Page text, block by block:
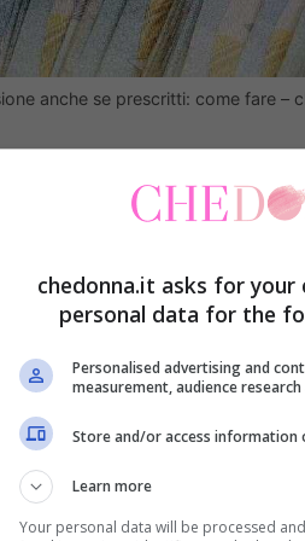
anche se prescritti: come fare –
a uscire con soli
particolari, può persino
un giorno. Prima di
è sempre legato a
poche eccezioni, l’uno
dai 5 ai 43
chedonna.it asks for
personal data for the
Personalised advertising and
measurement, audience
Store and/or access information
Learn more
Your personal data will be processed